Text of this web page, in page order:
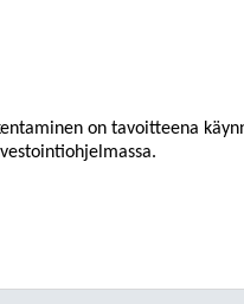
on tavoitteena
.